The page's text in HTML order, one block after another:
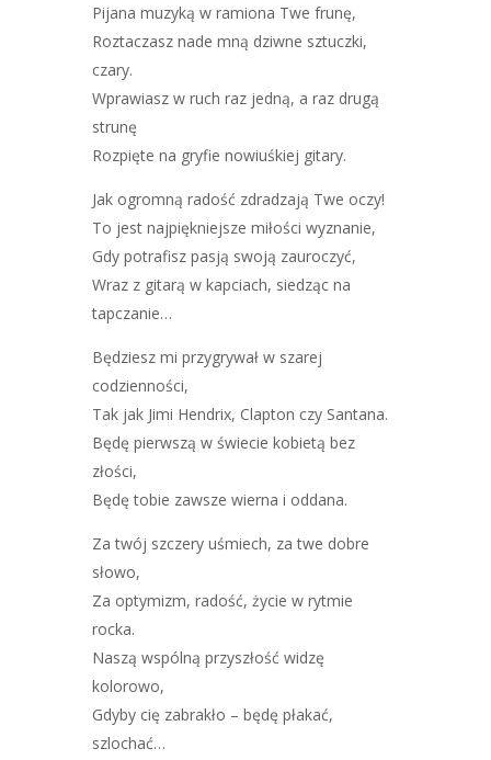
Pijana muzyką w ramiona Twe frunę,
Roztaczasz nade mną dziwne sztuczki,
czary.
Wprawiasz w ruch raz jedną, a raz drugą
strunę
Rozpięte na gryfie nowiuśkiej gitary.
Jak ogromną radość zdradzają Twe oczy!
To jest najpiękniejsze miłości wyznanie,
Gdy potrafisz pasją swoją zauroczyć,
Wraz z gitarą w kapciach, siedząc na
tapczanie…
Będziesz mi przygrywał w szarej
codzienności,
Tak jak Jimi Hendrix, Clapton czy Santana.
Będę pierwszą w świecie kobietą bez
złości,
Będę tobie zawsze wierna i oddana.
Za twój szczery uśmiech, za twe dobre
słowo,
Za optymizm, radość, życie w rytmie
rocka.
Naszą wspólną przyszłość widzę
kolorowo,
Gdyby cię zabrakło – będę płakać,
szlochać…